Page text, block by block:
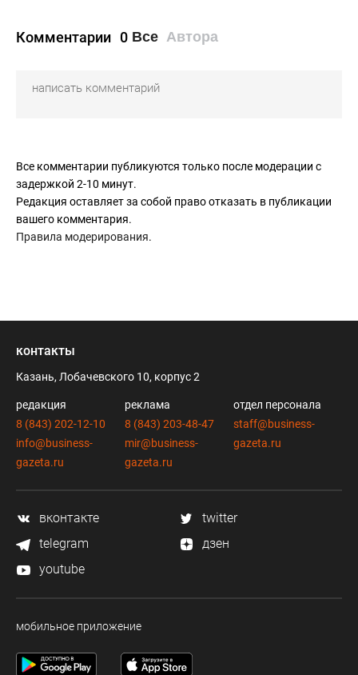
Комментарии 0 Все Автора
Все комментарии публикуются только после модерации с
задержкой 2-10 минут.
Редакция оставляет за собой право отказать в публикации
вашего комментария.
Правила модерирования.
контакты
Казань, Лобачевского 10, корпус 2
редакция
8 (843) 202-12-10
info@business-
gazeta.ru
реклама
8 (843) 203-48-47
mir@business-
gazeta.ru
отдел персонала
staff@business-
gazeta.ru
вконтакте
twitter
telegram
дзен
youtube
мобильное приложение